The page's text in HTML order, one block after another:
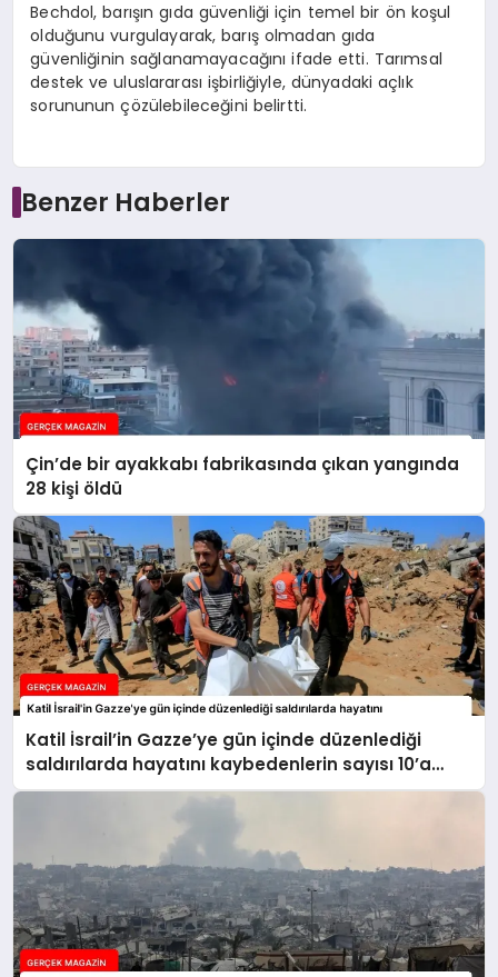
Bechdol, barışın gıda güvenliği için temel bir ön koşul
olduğunu vurgulayarak, barış olmadan gıda
güvenliğinin sağlanamayacağını ifade etti. Tarımsal
destek ve uluslararası işbirliğiyle, dünyadaki açlık
sorununun çözülebileceğini belirtti.
Benzer Haberler
Çin’de bir ayakkabı fabrikasında çıkan yangında
28 kişi öldü
Katil İsrail’in Gazze’ye gün içinde düzenlediği
saldırılarda hayatını kaybedenlerin sayısı 10’a
yükseldi